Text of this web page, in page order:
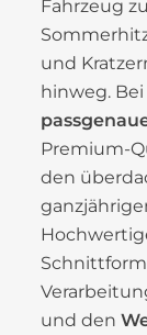
Fahrzeug
und
hinweg. Bei
Premium-
den
und den